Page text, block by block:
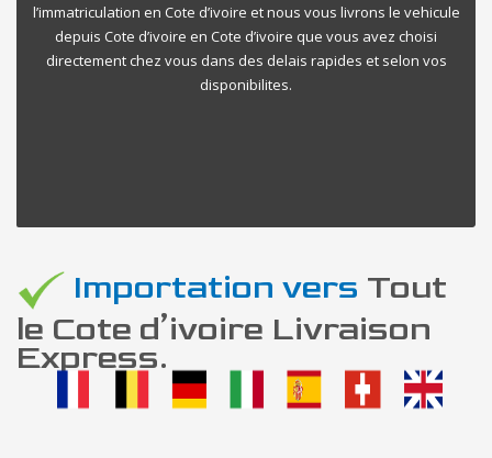
l’immatriculation en Cote d’ivoire et nous vous livrons le vehicule
depuis Cote d’ivoire en Cote d’ivoire que vous avez choisi
directement chez vous dans des delais rapides et selon vos
disponibilites.
Importation vers Tout
le Cote d’ivoire Livraison
Express.